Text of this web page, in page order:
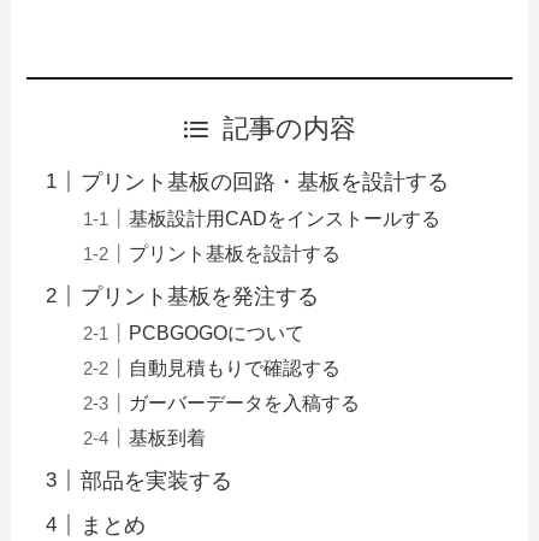
記事の内容
プリント基板の回路・基板を設計する
基板設計用CADをインストールする
プリント基板を設計する
プリント基板を発注する
PCBGOGOについて
自動見積もりで確認する
ガーバーデータを入稿する
基板到着
部品を実装する
まとめ